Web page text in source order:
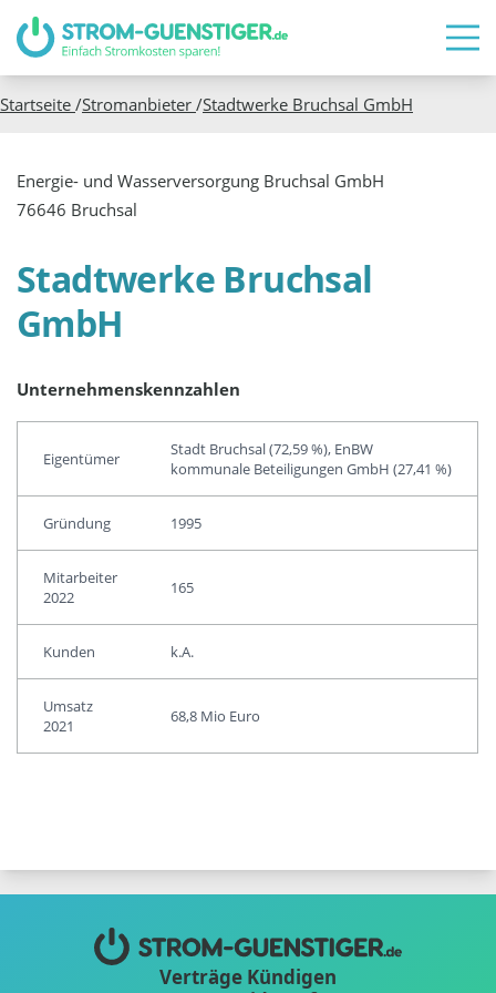
Startseite /Stromanbieter /Stadtwerke Bruchsal GmbH
Stadtwerke Bruchsal
GmbH
Unternehmenskennzahlen
Eigentümer
Stadt Bruchsal (72,59 %), EnBW
kommunale Beteiligungen GmbH (27,41 %)
Gründung 1995
Mitarbeiter
2022
165
Kunden k.A.
Umsatz
2021
68,8 Mio Euro
Energie- und Wasserversorgung Bruchsal GmbH
76646 Bruchsal
Verträge Kündigen